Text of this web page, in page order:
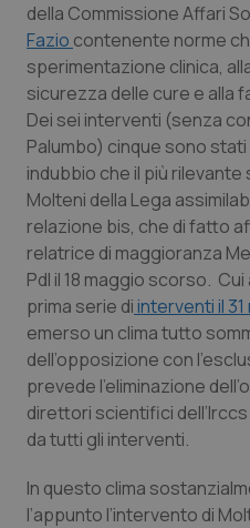
Calabria
Campania
Emilia-Romagna
Friuli Venezia Giulia
Lazio
Liguria
Lombardia
Marche
Molise
Asma & BPCO
Car-T
Colesterolo &
Dermatite Atopica
Diabete &
Disturbi dell’umore
Dolore
Donna & Salute
Epatiti
della Commissione Affari
Fazio contenente norme
sperimentazione clinica,
sicurezza delle cure e alla
Dei sei interventi (senza
Palumbo) cinque sono
indubbio che il più rilevante
Molteni della Lega
relazione bis, che di fatto
relatrice di maggioranza
Pdl il 18 maggio scorso.
prima serie diinterventi il
emerso un clima tutto
dell’opposizione con
prevede l’eliminazione
direttori scientifici
da tutti gli interventi.
In questo clima
l’appunto l’intervento di